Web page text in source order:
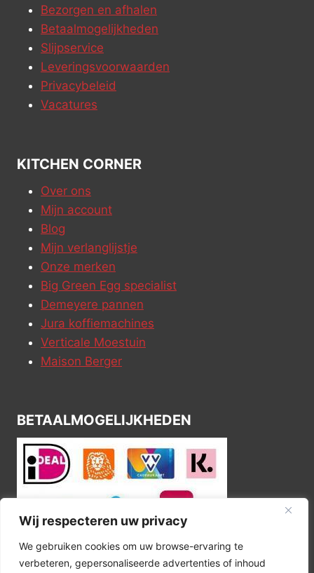
Wij respecteren uw privacy
We gebruiken cookies om uw browse-ervaring te
verbeteren, gepersonaliseerde advertenties of inhoud
Bezorgen en afhalen
Betaalmogelijkheden
Slijpservice
Leveringsvoorwaarden
Privacybeleid
Vacatures
KITCHEN CORNER
Over ons
Mijn account
Blog
Mijn verlanglijstje
Onze merken
Big Green Egg specialist
Demeyere pannen
Jura koffiemachines
Verticale Moestuin
Maison Berger
BETAALMOGELIJKHEDEN